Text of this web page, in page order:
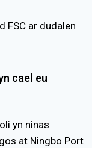
FSC ar dudalen
cael eu
yn ninas
at Ningbo Port